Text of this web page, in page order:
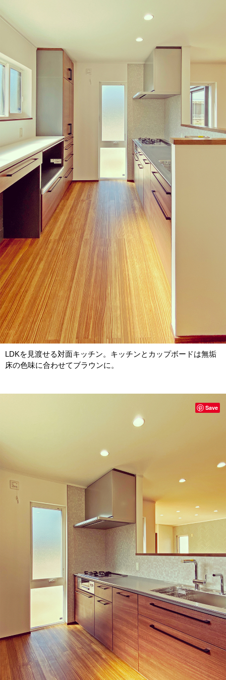
LDKを見渡せる対面キッチン。キッチンとカップボードは無垢
床の色味に合わせてブラウンに。
Save